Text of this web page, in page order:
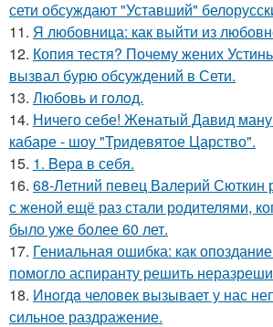
сети обсуждают "Уставший"
11. Я любовница: как выйти из
12. Копия тестя? Почему жених
вызвал бурю обсуждений в Сети.
13. Любовь и гoлoд.
14. Ничего себе! Женатый Давид
кабаре - шоу "Тридевятое Царство".
15. 1. Bеpa в себя.
16. 68-Летний певец Валерий Сюткин
с женой ещё раз стали родителями,
было уже более 60 лет.
17. Гениальная ошибка: как
помогло аспиранту решить
18. Инoгдa человек вызывает у нас
сильное раздражение.